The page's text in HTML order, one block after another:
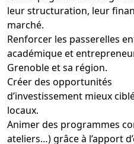
leur structuration, leur
marché.
Renforcer les passerelles
académique et
Grenoble et sa région.
Créer des opportunités
d’investissement mieux
locaux.
Animer des programmes
ateliers…) grâce à l’apport